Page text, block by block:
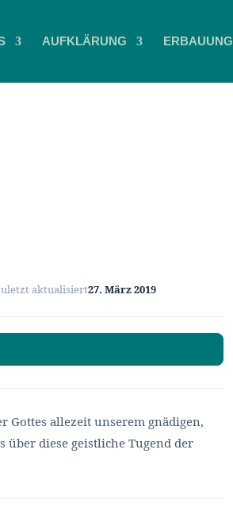
AUFKLÄRUNG ERBAUUNG
aktualisiert27. März 2019
Gottes allezeit unserem gnädigen,
über diese geistliche Tugend der